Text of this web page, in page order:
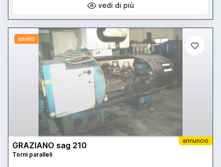
vedi di più
usato
annuncio
GRAZIANO sag 210
Torni paralleli